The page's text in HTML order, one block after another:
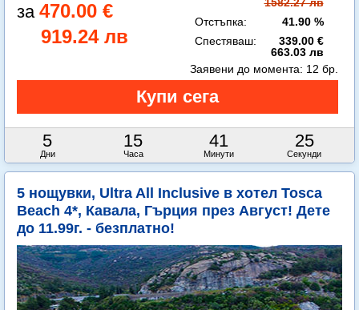
470.00 €
919.24 лв
Отстъпка:
41.90 %
Спестяваш:
339.00 €
663.03 лв
5
Дни
15
Часа
41
Минути
23
Секунди
Заявени до момента: 12 бр.
5 нощувки, Ultra All Inclusive в хотел Tosca
Beach 4*, Кавала, Гърция през Август! Дете
до 11.99г. - безплатно!